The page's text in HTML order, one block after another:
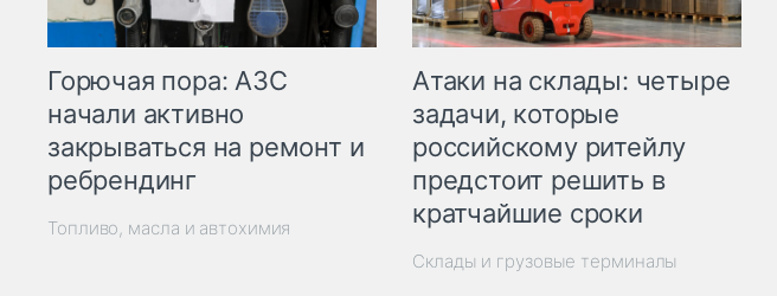
Горючая пора: АЗС
начали активно
закрываться на ремонт и
ребрендинг
Топливо, масла и автохимия
Атаки на склады: четыре
задачи, которые
российскому ритейлу
предстоит решить в
кратчайшие сроки
Склады и грузовые терминалы